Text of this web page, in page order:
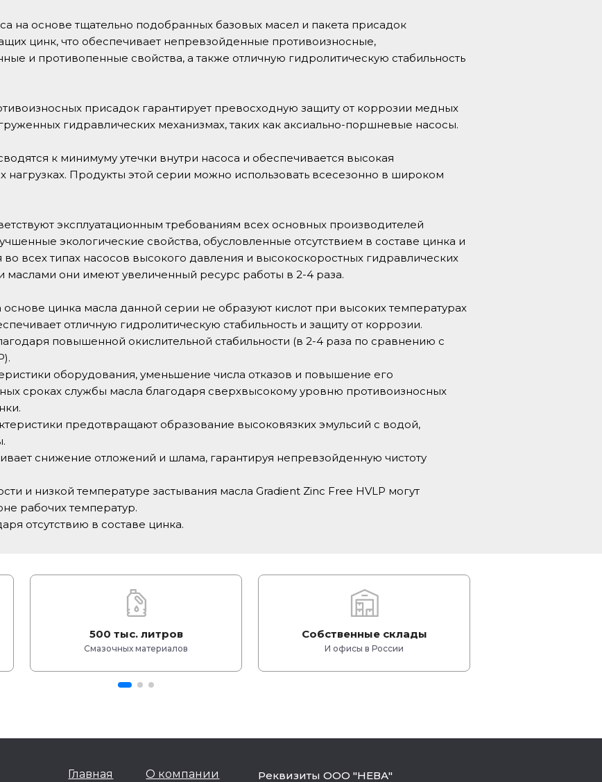
на основе тщательно подобранных базовых масел и пакета присадок
цинк, что обеспечивает непревзойденные противоизносные,
и противопенные свойства, а также отличную гидролитическую стабильность
присадок гарантирует превосходную защиту от коррозии медных
гидравлических механизмах, таких как аксиально-поршневые насосы.
к минимуму утечки внутри насоса и обеспечивается высокая
нагрузках. Продукты этой серии можно использовать всесезонно в широком
эксплуатационным требованиям всех основных производителей
экологические свойства, обусловленные отсутствием в составе цинка и
всех типах насосов высокого давления и высокоскоростных гидравлических
они имеют увеличенный ресурс работы в 2-4 раза.
цинка масла данной серии не образуют кислот при высоких температурах
отличную гидролитическую стабильность и защиту от коррозии.
повышенной окислительной стабильности (в 2-4 раза по сравнению с
оборудования, уменьшение числа отказов и повышение его
сроках службы масла благодаря сверхвысокому уровню противоизносных
предотвращают образование высоковязких эмульсий с водой,
снижение отложений и шлама, гарантируя непревзойденную чистоту
и низкой температуре застывания масла Gradient Zinc Free HVLP могут
рабочих температур.
отсутствию в составе цинка.
500 тыс. литров
Смазочных материалов
Собственные склады
И офисы в России
Главная О компании Реквизиты ООО "НЕВА"